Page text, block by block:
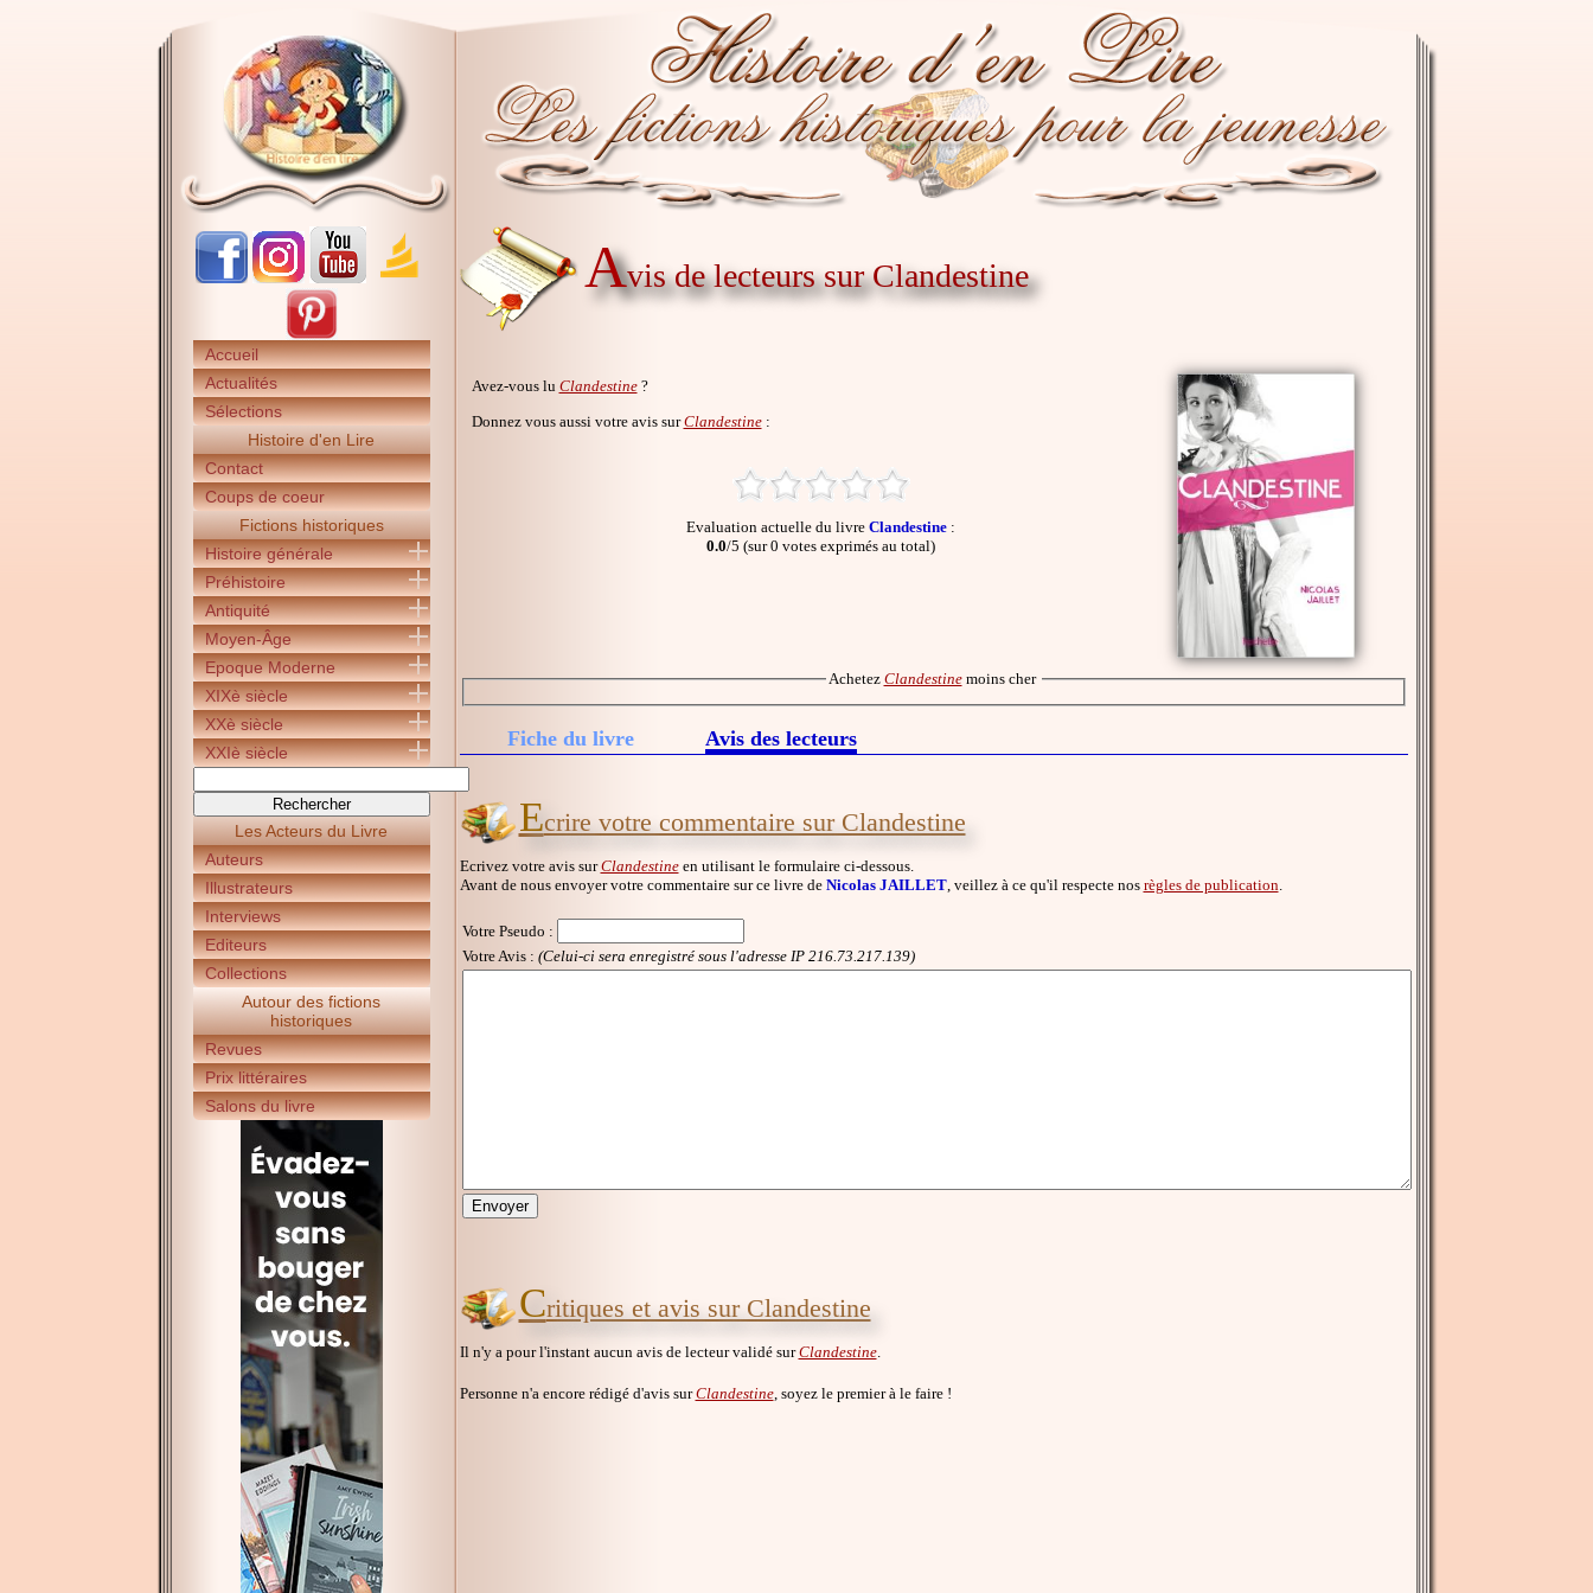
Accueil
Actualités
Sélections
Histoire d'en Lire
Contact
Coups de coeur
Fictions historiques
Histoire générale
Préhistoire
Antiquité
Moyen-Âge
Epoque Moderne
XIXè siècle
XXè siècle
XXIè siècle
Les Acteurs du Livre
Auteurs
Illustrateurs
Interviews
Editeurs
Collections
Autour des fictions
historiques
Revues
Prix littéraires
Salons du livre
Avis de lecteurs sur Clandestine
Avez-vous lu Clandestine?
Donnez vous aussi votre avis surClandestine:
Evaluation actuelle du livre Clandestine :
0.0/5 (sur 0 votes exprimés au total)
Achetez Clandestinemoins cher
Fiche du livre Avis des lecteurs
Ecrire votre commentaire sur Clandestine
Ecrivez votre avis surClandestineen utilisant le formulaire ci-dessous.
Avant de nous envoyer votre commentaire sur ce livre de Nicolas JAILLET, veillez à ce qu'il respecte nos règles de publication
Votre Pseudo :
Votre Avis : (Celui-ci sera enregistré sous l'adresse IP 216.73.217.139)
Critiques et avis sur Clandestine
Il n'y a pour l'instant aucun avis de lecteur validé surClandestine.
Personne n'a encore rédigé d'avis surClandestine, soyez le premier à le faire !